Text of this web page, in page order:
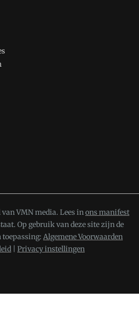
VMN media. Lees inons manifest
Op gebruik van deze site zijn de
toepassing: Algemene Voorwaarden
Privacy instellingen